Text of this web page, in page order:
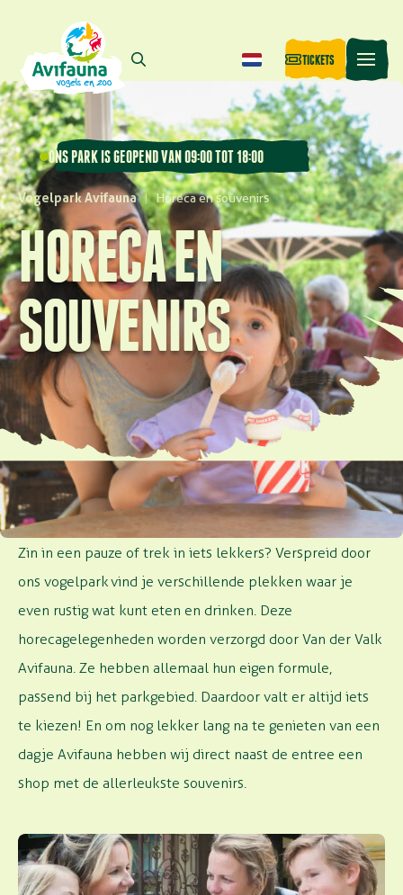
TICKETS
ONS PARK IS GEOPEND VAN 09:00 TOT 18:00
Vogelpark Avifauna | Horeca en souvenirs
HORECA EN
SOUVENIRS
PROEF AVIFAUNA
Zin in een pauze of trek in iets lekkers? Verspreid door
ons vogelpark vind je verschillende plekken waar je
even rustig wat kunt eten en drinken. Deze
horecagelegenheden worden verzorgd door Van der Valk
Avifauna. Ze hebben allemaal hun eigen formule,
passend bij het parkgebied. Daardoor valt er altijd iets
te kiezen! En om nog lekker lang na te genieten van een
dagje Avifauna hebben wij direct naast de entree een
shop met de allerleukste souvenirs.